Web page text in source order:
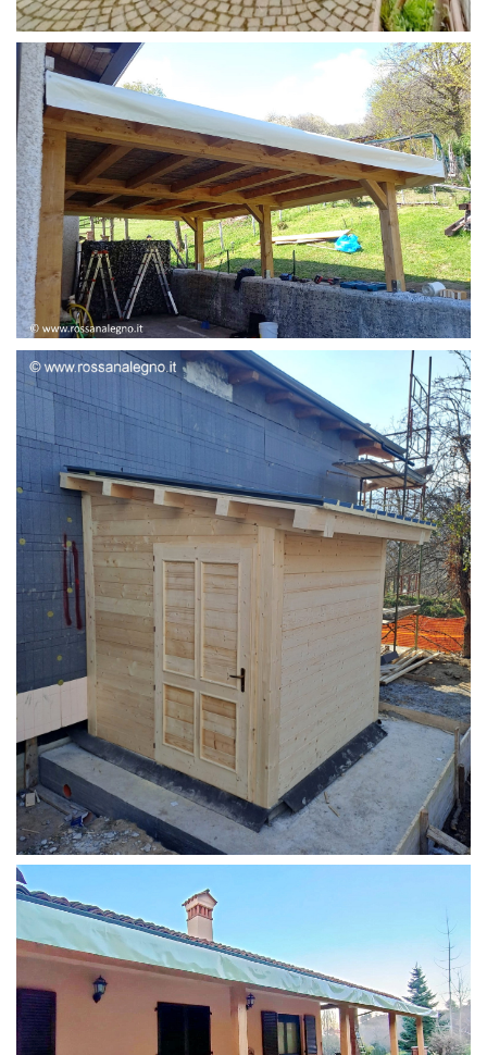
STRUTTURA CAMPER
STRUTTURA ADDOSSATA LAMELLARE
STRUTTURA ADDOSSATA PER LOCALE CALDAIA